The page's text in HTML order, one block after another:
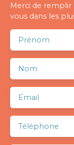
Merci de remplir
vous dans les
Prénom
Nom
Email
Téléphone